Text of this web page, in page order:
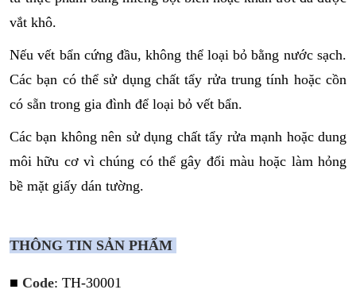
vắt khô.
Nếu vết bẩn cứng đầu, không thể loại bỏ bằng nước sạch.
Các bạn có thể sử dụng chất tẩy rửa trung tính hoặc cồn
có sẵn trong gia đình để loại bỏ vết bẩn.
Các bạn không nên sử dụng chất tẩy rửa mạnh hoặc dung
môi hữu cơ vì chúng có thể gây đổi màu hoặc làm hỏng
bề mặt giấy dán tường.
THÔNG TIN SẢN PHẨM
■ Code: TH-30001